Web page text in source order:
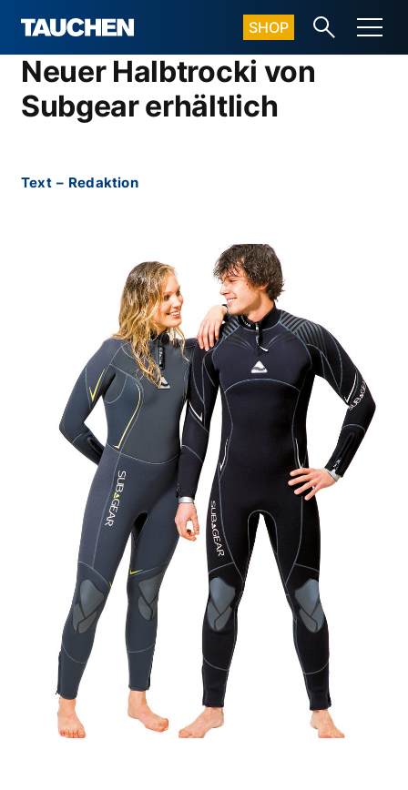
SHOP
Neuer Halbtrocki von
Subgear erhältlich
Text – Redaktion